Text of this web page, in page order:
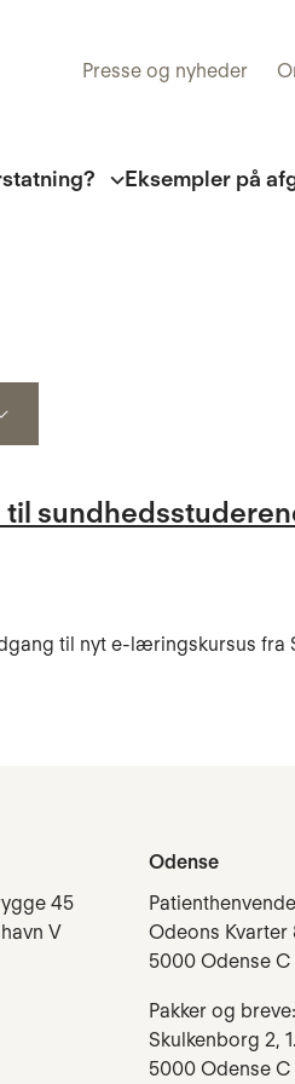
Presse og nyheder
Eksempler på
til nyt e-læringskursus fra
45
V
Odense
Odeons Kvarter
5000 Odense C
Pakker og breve:
Skulkenborg 2, 1.
5000 Odense C